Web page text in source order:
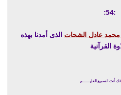
:54:
محمد عادل الشحات الذى أمدنا بهذه
القرآنية
أنت السميع العليــــــــم